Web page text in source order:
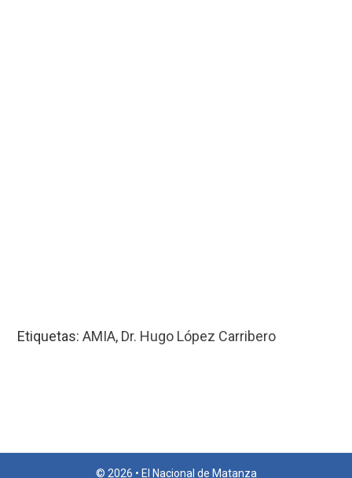
Etiquetas:AMIA, Dr. Hugo López Carribero
© 2026 • El Nacional de Matanza